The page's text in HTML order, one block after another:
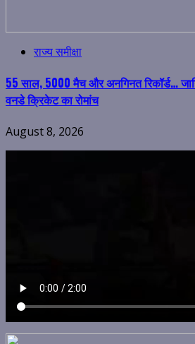
राज्य समीक्षा
55 साल, 5000 मैच और अनगिनत रिकॉर्ड…
वनडे क्रिकेट का रोमांच
August 8, 2026